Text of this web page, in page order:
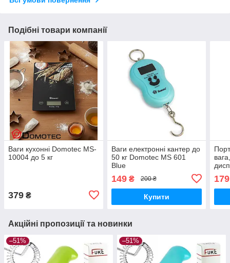
Подібні товари компанії
Ваги кухонні Domotec MS-
10004 до 5 кг
379 ₴
Ваги електронні кантер до
50 кг Domotec MS 601
Blue
149₴ 200 ₴
Купити
179
Акційні пропозиції та новинки
–51% –51%